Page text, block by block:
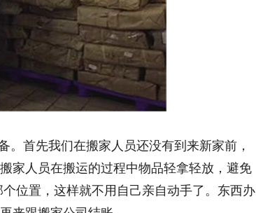
首先我们在搬家人员还没有到来新家前，
家人员在搬运的过程中物品轻拿轻放，避免
位置，这样就不用自己亲自动手了。东西办